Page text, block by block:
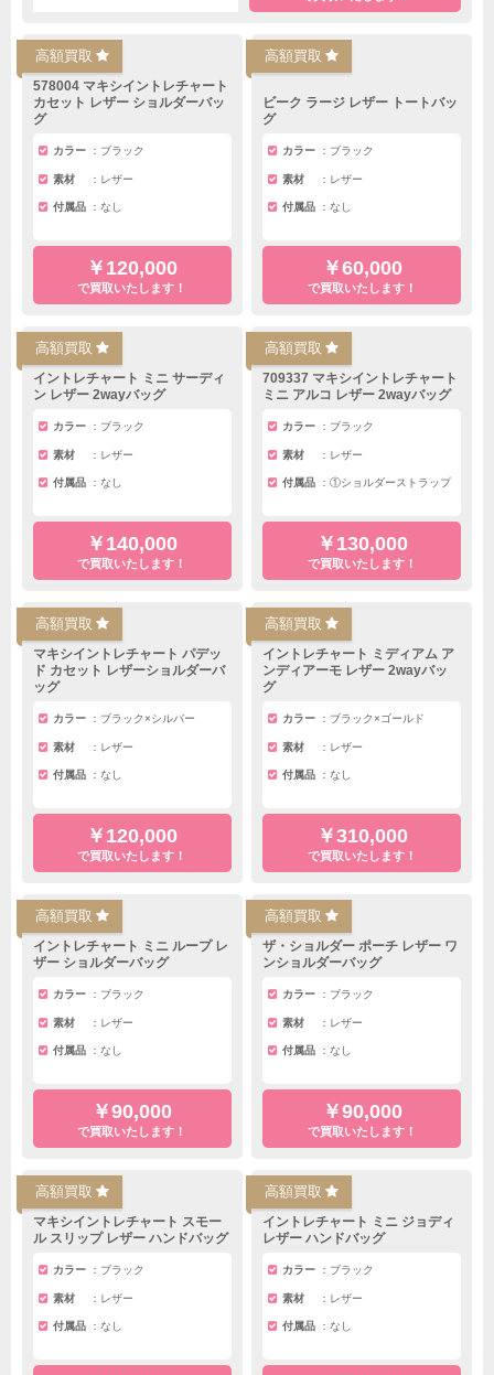
高額買取
578004 マキシイントレチャート
カセット レザー ショルダーバッ
グ
カラー ブラック
素材 レザー
付属品 なし
￥120,000
で買取いたします！
高額買取
ビーク ラージ レザー トートバッ
グ
カラー ブラック
素材 レザー
付属品 なし
￥60,000
で買取いたします！
高額買取
イントレチャート ミニ サーディ
ン レザー 2wayバッグ
カラー ブラック
素材 レザー
付属品 なし
￥140,000
で買取いたします！
高額買取
709337 マキシイントレチャート
ミニ アルコ レザー 2wayバッグ
カラー ブラック
素材 レザー
付属品 ①ショルダーストラップ
￥130,000
で買取いたします！
高額買取
マキシイントレチャート パデッ
ド カセット レザーショルダーバ
ッグ
カラー ブラック×シルバー
素材 レザー
付属品 なし
￥120,000
で買取いたします！
高額買取
イントレチャート ミディアム ア
ンディアーモ レザー 2wayバッ
グ
カラー ブラック×ゴールド
素材 レザー
付属品 なし
￥310,000
で買取いたします！
高額買取
イントレチャート ミニ ループ レ
ザー ショルダーバッグ
カラー ブラック
素材 レザー
付属品 なし
￥90,000
で買取いたします！
高額買取
ザ・ショルダー ポーチ レザー ワ
ンショルダーバッグ
カラー ブラック
素材 レザー
付属品 なし
￥90,000
で買取いたします！
高額買取
マキシイントレチャート スモー
ル スリップ レザー ハンドバッグ
カラー ブラック
素材 レザー
付属品 なし
高額買取
イントレチャート ミニ ジョディ
レザー ハンドバッグ
カラー ブラック
素材 レザー
付属品 なし